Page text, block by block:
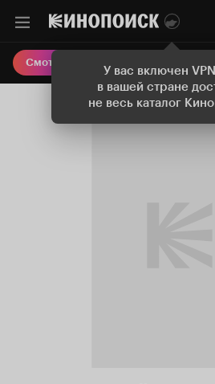
У вас включен
в вашей стране
не весь каталог
Смотреть кино Онлайн-